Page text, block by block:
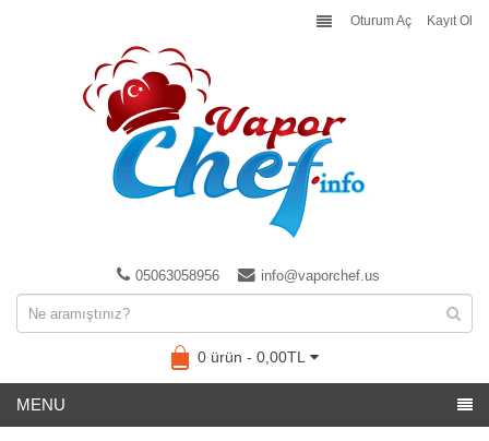
Oturum Aç Kayıt Ol
05063058956 info@vaporchef.us
0 ürün - 0,00TL
MENU